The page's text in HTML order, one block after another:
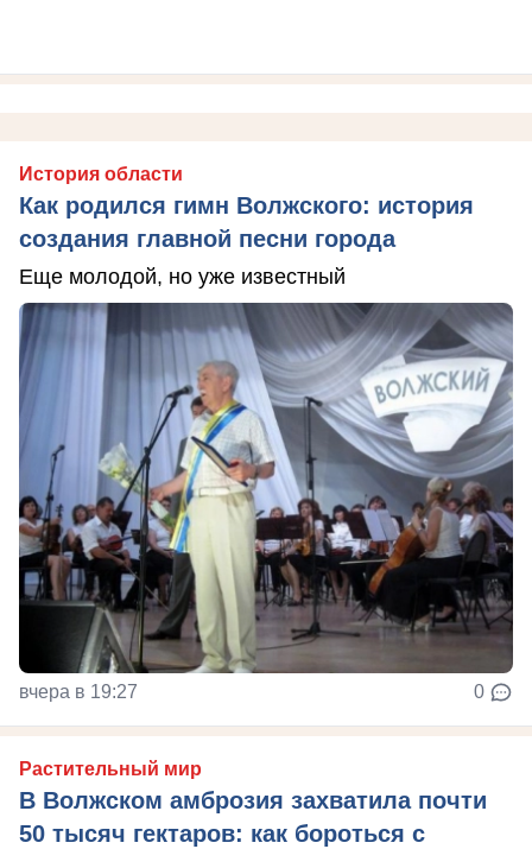
История области
Как родился гимн Волжского: история
создания главной песни города
Еще молодой, но уже известный
вчера в 19:27 0
Растительный мир
В Волжском амброзия захватила почти
50 тысяч гектаров: как бороться с